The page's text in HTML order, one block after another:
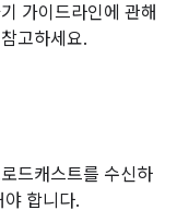
가이드라인에 관해
고하세요.
드캐스트를 수신하
합니다.